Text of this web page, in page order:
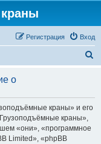
Вход
Регистрация
с
о
краны» и его
краны»,
«они», «программное
Limited», «phpBB